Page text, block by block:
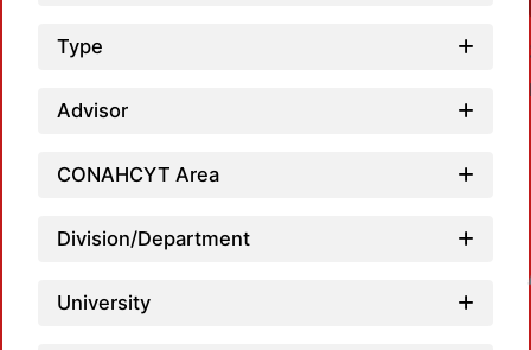
Type
Advisor
CONAHCYT Area
Division/Department
University